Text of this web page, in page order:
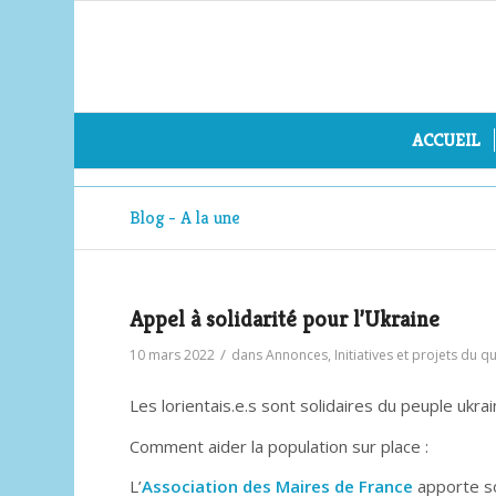
ACCUEIL
Blog - A la une
Appel à solidarité pour l’Ukraine
10 mars 2022 / dansAnnonces, Initiatives et projets du
Les lorientais.e.s sont solidaires du peuple
Comment aider la population sur place :
L’Association des Maires de France apporte